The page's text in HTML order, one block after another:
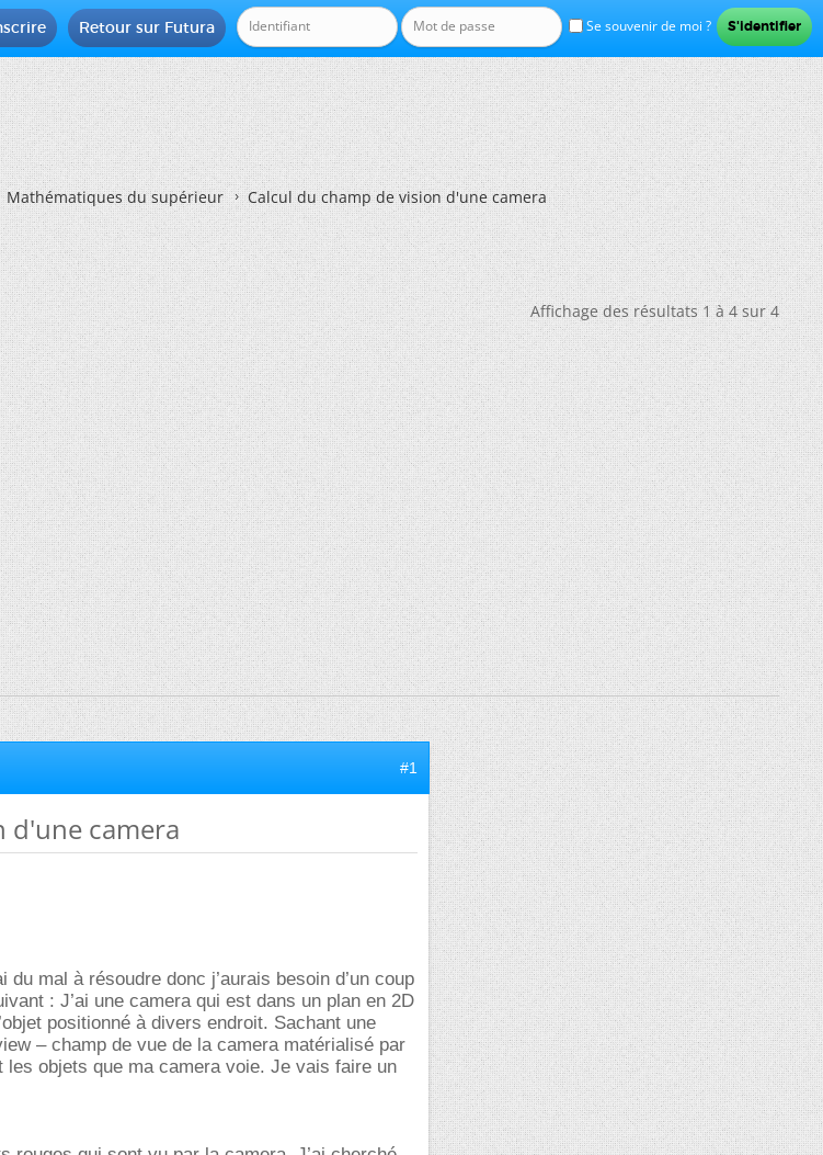
Se souvenir de moi ?
Retour sur Futura
Mathématiques du supérieur Calcul du champ de vision d'une camera
Affichage des résultats 1 à 4 sur 4
#1
d'une camera
du mal à résoudre donc j’aurais besoin d’un coup
: J’ai une camera qui est dans un plan en 2D
positionné à divers endroit. Sachant une
– champ de vue de la camera matérialisé par
les objets que ma camera voie. Je vais faire un